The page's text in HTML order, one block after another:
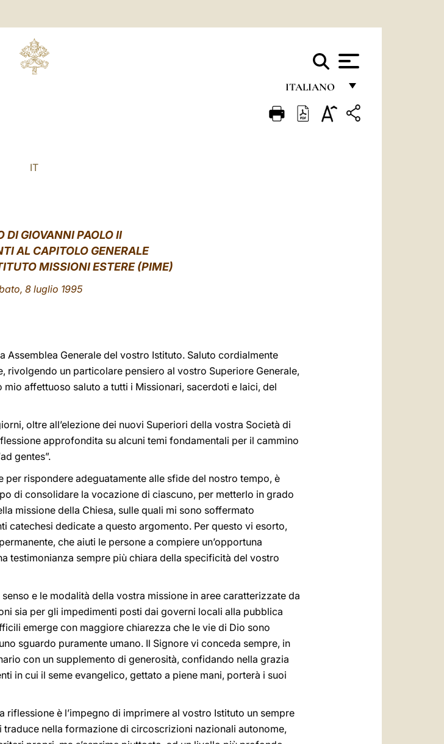
ITALIANO
FRANÇAIS
IT
DI GIOVANNI PAOLO II
AL CAPITOLO GENERALE
MISSIONI ESTERE (PIME)
8 luglio 1995
Generale del vostro Istituto. Saluto cordialmente
rivolgendo un particolare pensiero al vostro Superiore Generale,
affettuoso saluto a tutti i Missionari, sacerdoti e laici, del
oltre all’elezione dei nuovi Superiori della vostra Società di
approfondita su alcuni temi fondamentali per il cammino
gentes”.
rispondere adeguatamente alle sfide del nostro tempo, è
di consolidare la vocazione di ciascuno, per metterlo in grado
missione della Chiesa, sulle quali mi sono soffermato
catechesi dedicate a questo argomento. Per questo vi esorto,
che aiuti le persone a compiere un’opportuna
testimonianza sempre più chiara della specificità del vostro
e le modalità della vostra missione in aree caratterizzate da
sia per gli impedimenti posti dai governi locali alla pubblica
emerge con maggiore chiarezza che le vie di Dio sono
sguardo puramente umano. Il Signore vi conceda sempre, in
con un supplemento di generosità, confidando nella grazia
in cui il seme evangelico, gettato a piene mani, porterà i suoi
è l’impegno di imprimere al vostro Istituto un sempre
nella formazione di circoscrizioni nazionali autonome,